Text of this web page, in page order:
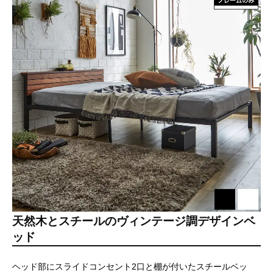
天然木とスチールのヴィンテージ調デザインベ
ッド
ヘッド部にスライドコンセント2口と棚が付いたスチールベッ